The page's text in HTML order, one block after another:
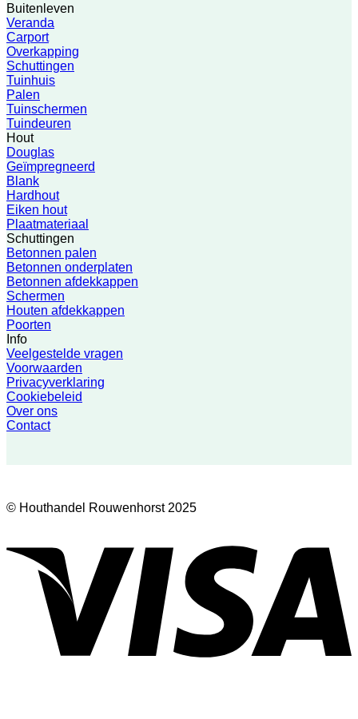
Buitenleven
Veranda
Carport
Overkapping
Schuttingen
Tuinhuis
Palen
Tuinschermen
Tuindeuren
Hout
Douglas
Geïmpregneerd
Blank
Hardhout
Eiken hout
Plaatmateriaal
Schuttingen
Betonnen palen
Betonnen onderplaten
Betonnen afdekkappen
Schermen
Houten afdekkappen
Poorten
Info
Veelgestelde vragen
Voorwaarden
Privacyverklaring
Cookiebeleid
Over ons
Contact
© Houthandel Rouwenhorst 2025